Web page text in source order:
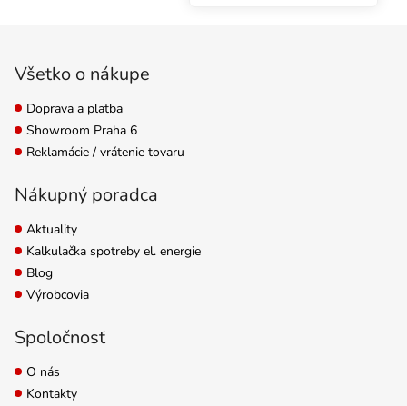
Všetko o nákupe
Doprava a platba
Showroom Praha 6
Reklamácie / vrátenie tovaru
Nákupný poradca
Aktuality
Kalkulačka spotreby el. energie
Blog
Výrobcovia
Spoločnosť
O nás
Kontakty